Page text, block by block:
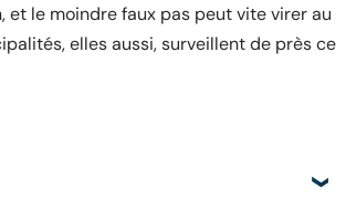
et le moindre faux pas peut vite virer au
elles aussi, surveillent de près ce